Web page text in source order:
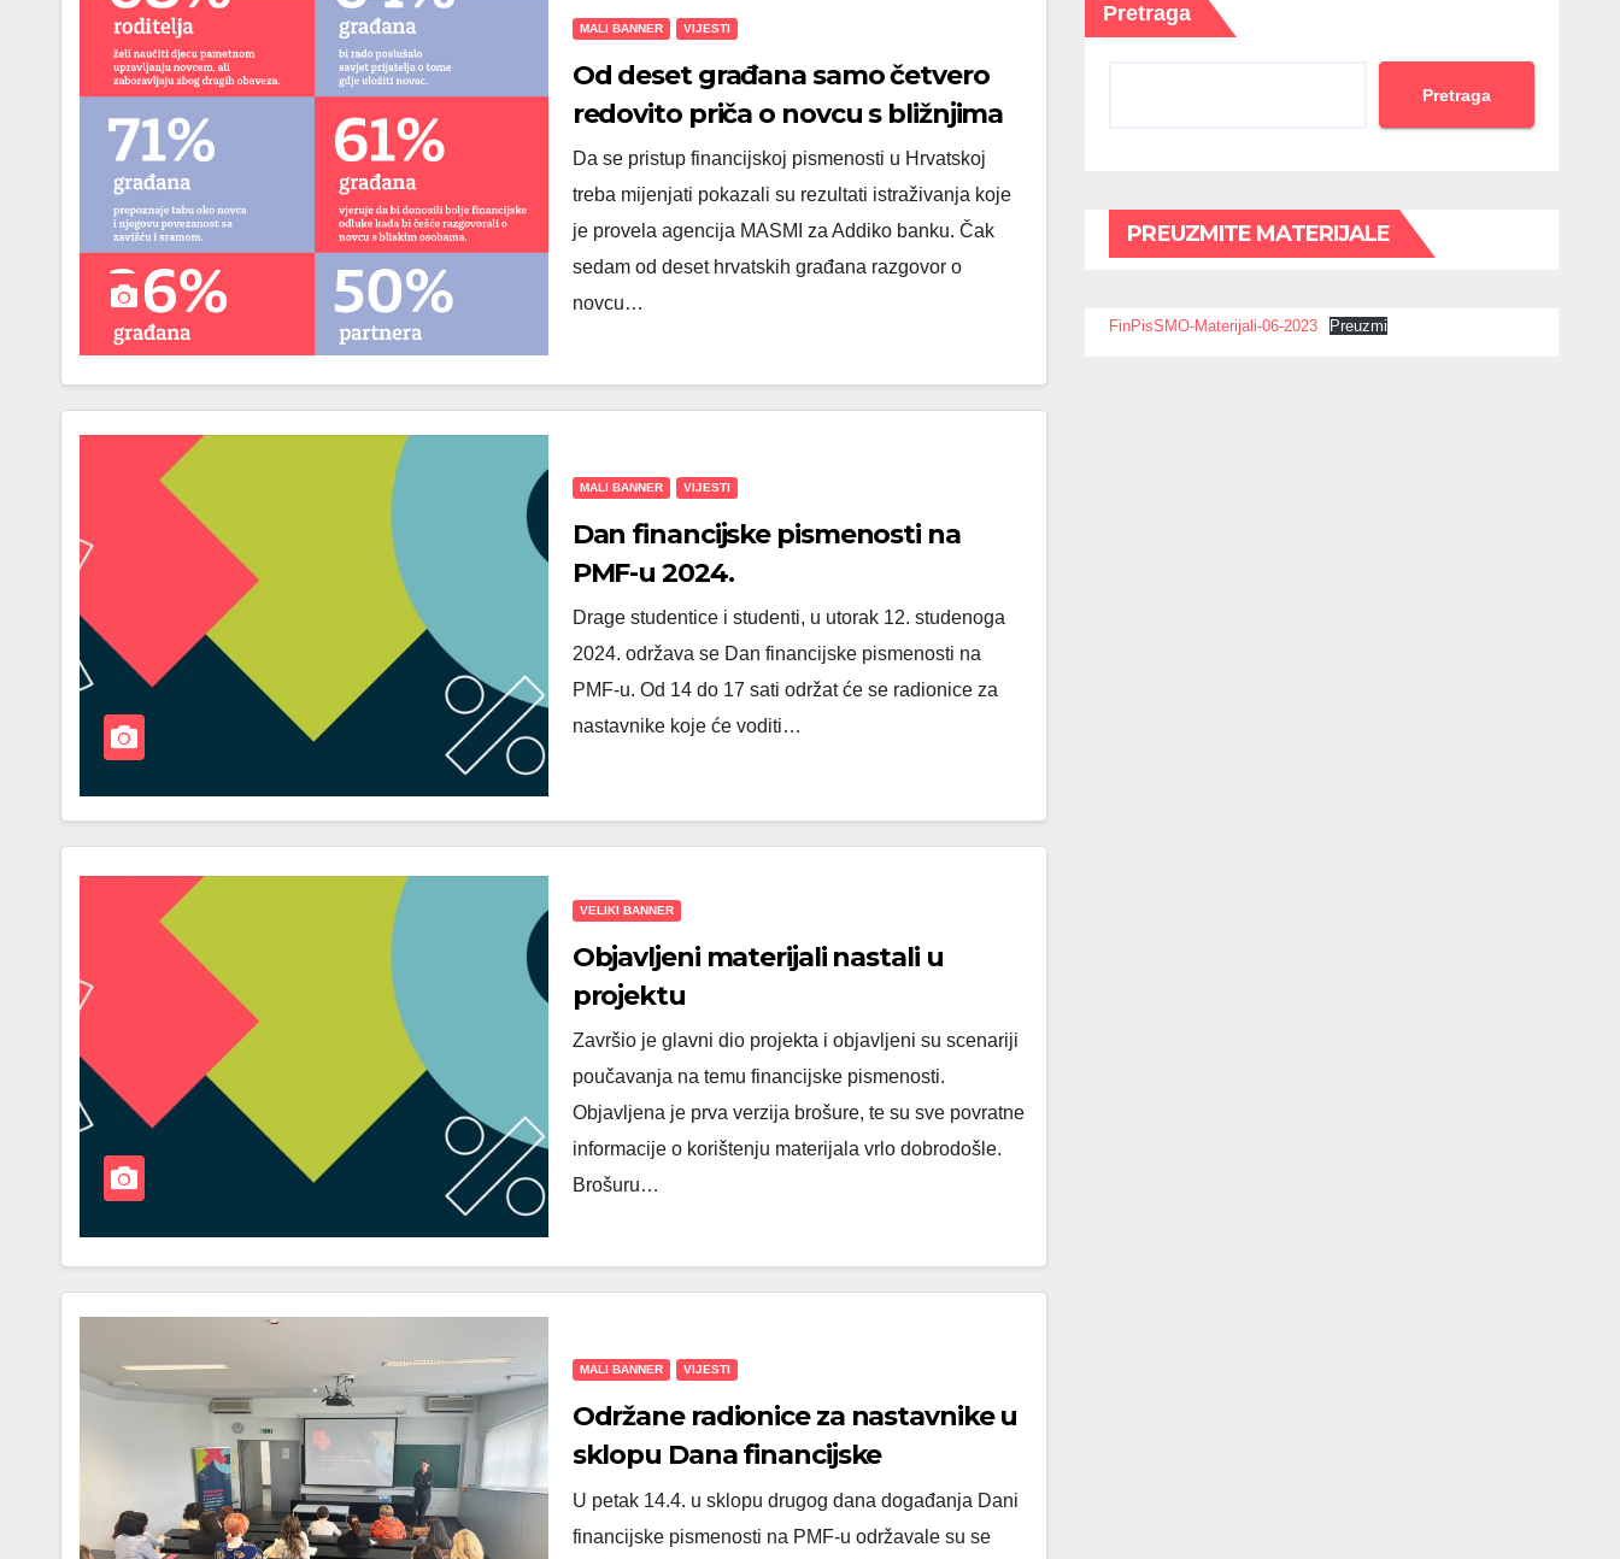
MALI BANNER VIJESTI
Od deset građana samo četvero
redovito priča o novcu s bližnjima
Da se pristup financijskoj pismenosti u Hrvatskoj
treba mijenjati pokazali su rezultati istraživanja koje
je provela agencija MASMI za Addiko banku. Čak
sedam od deset hrvatskih građana razgovor o
novcu…
MALI BANNER VIJESTI
Dan financijske pismenosti na
PMF-u 2024.
Drage studentice i studenti, u utorak 12. studenoga
2024. održava se Dan financijske pismenosti na
PMF-u. Od 14 do 17 sati održat će se radionice za
nastavnike koje će voditi…
VELIKI BANNER
Objavljeni materijali nastali u
projektu
Završio je glavni dio projekta i objavljeni su scenariji
poučavanja na temu financijske pismenosti.
Objavljena je prva verzija brošure, te su sve povratne
informacije o korištenju materijala vrlo dobrodošle.
Brošuru…
MALI BANNER VIJESTI
Održane radionice za nastavnike u
sklopu Dana financijske
pismenosti na PMF-u
U petak 14.4. u sklopu drugog dana događanja Dani
financijske pismenosti na PMF-u održavale su se
Pretraga
Pretraga
PREUZMITE MATERIJALE
FinPisSMO-Materijali-06-2023 Preuzmi